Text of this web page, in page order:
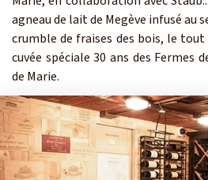
agneau de lait de Megève infusé au
crumble de fraises des bois, le
cuvée spéciale 30 ans des Fermes
de Marie.